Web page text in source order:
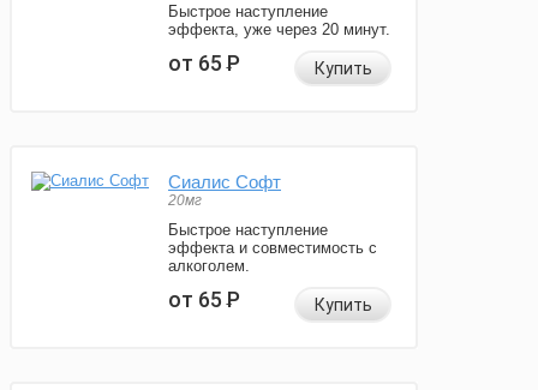
Быстрое наступление
эффекта, уже через 20 минут.
от 65Р Купить
Сиалис Софт
20мг
Быстрое наступление
эффекта и совместимость с
алкоголем.
от 65Р Купить